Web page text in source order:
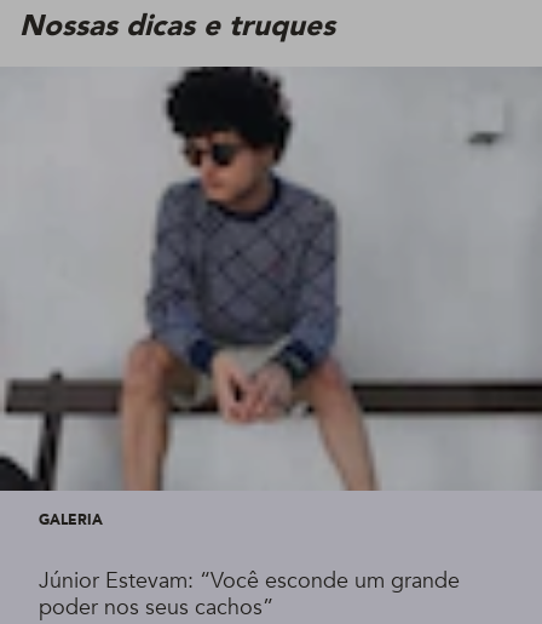
Nossas dicas e truques
GALERIA
Júnior Estevam: “Você esconde um grande
poder nos seus cachos”